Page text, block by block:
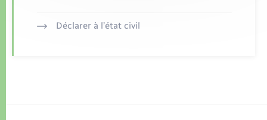
Déclarer à l’état civil